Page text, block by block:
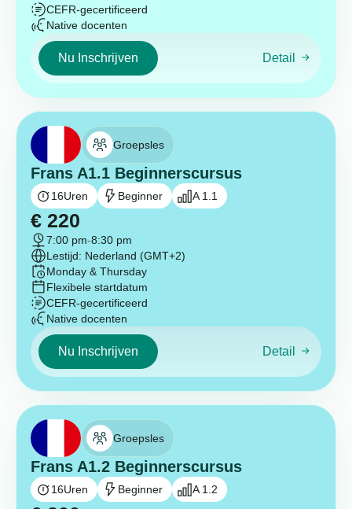
CEFR-gecertificeerd
Native docenten
Nu Inschrijven Detail
Groepsles
Frans A1.1 Beginnerscursus
16Uren Beginner A 1.1
€ 220
7:00 pm-8:30 pm
Lestijd: Nederland (GMT+2)
Monday & Thursday
Flexibele startdatum
CEFR-gecertificeerd
Native docenten
Nu Inschrijven Detail
Groepsles
Frans A1.2 Beginnerscursus
16Uren Beginner A 1.2